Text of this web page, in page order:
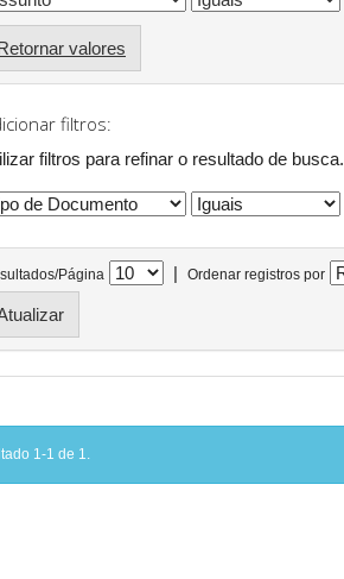
valores
filtros:
filtros para refinar o resultado de busca.
Página | Ordenar registros por
1-1 de 1.